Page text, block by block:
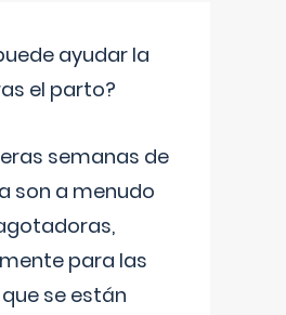
ayudar la
el parto?
semanas de
son a menudo
para las
se están